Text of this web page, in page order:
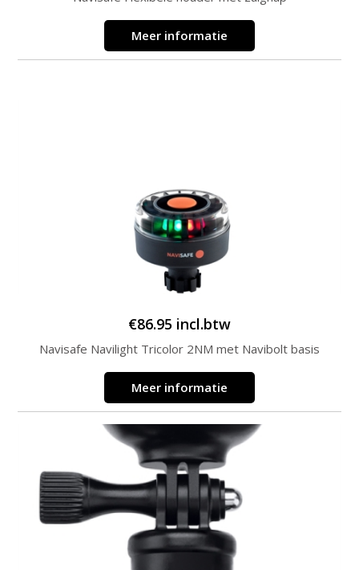
Meer informatie
€86.95 incl.btw
Navisafe Navilight Tricolor 2NM met Navibolt basis
Meer informatie